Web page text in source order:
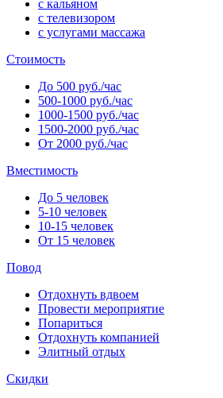
с кальяном
с телевизором
с услугами массажа
Стоимость
До 500 руб./час
500-1000 руб./час
1000-1500 руб./час
1500-2000 руб./час
От 2000 руб./час
Вместимость
До 5 человек
5-10 человек
10-15 человек
От 15 человек
Повод
Отдохнуть вдвоем
Провести мероприятие
Попариться
Отдохнуть компанией
Элитный отдых
Скидки